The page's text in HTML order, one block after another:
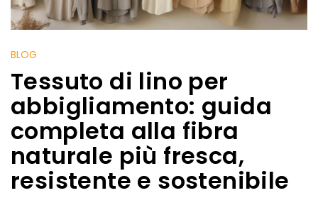
BLOG
Tessuto di lino per
abbigliamento: guida
completa alla fibra
naturale più fresca,
resistente e sostenibile